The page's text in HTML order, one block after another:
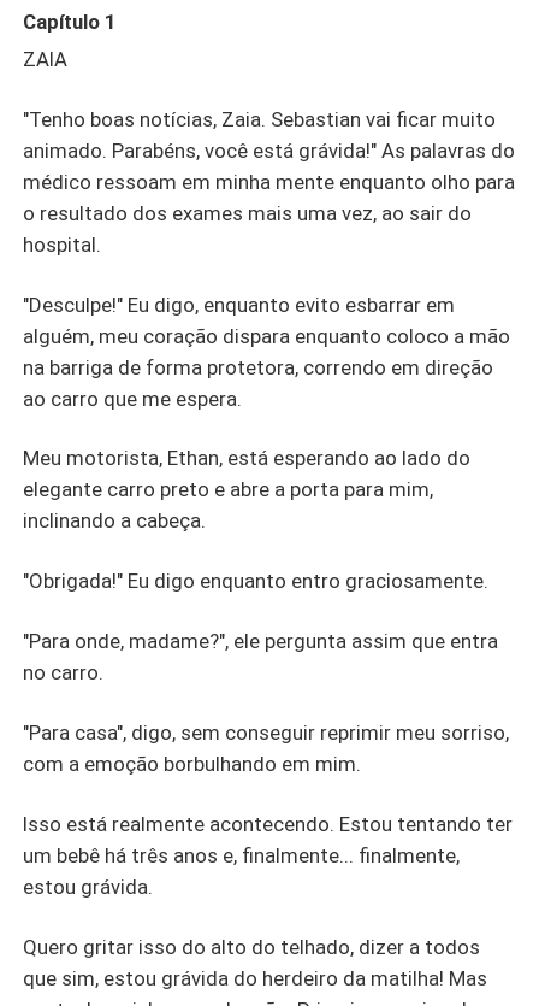
Capítulo 1
ZAIA
"Tenho boas notícias, Zaia. Sebastian vai ficar muito
animado. Parabéns, você está grávida!" As palavras do
médico ressoam em minha mente enquanto olho para
o resultado dos exames mais uma vez, ao sair do
hospital.
"Desculpe!" Eu digo, enquanto evito esbarrar em
alguém, meu coração dispara enquanto coloco a mão
na barriga de forma protetora, correndo em direção
ao carro que me espera.
Meu motorista, Ethan, está esperando ao lado do
elegante carro preto e abre a porta para mim,
inclinando a cabeça.
"Obrigada!" Eu digo enquanto entro graciosamente.
"Para onde, madame?", ele pergunta assim que entra
no carro.
"Para casa", digo, sem conseguir reprimir meu sorriso,
com a emoção borbulhando em mim.
Isso está realmente acontecendo. Estou tentando ter
um bebê há três anos e, finalmente... finalmente,
estou grávida.
Quero gritar isso do alto do telhado, dizer a todos
que sim, estou grávida do herdeiro da matilha! Mas